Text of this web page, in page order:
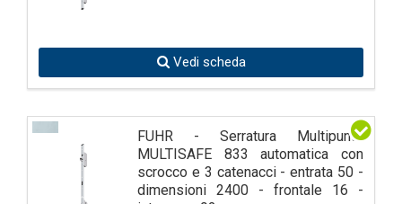
Vedi scheda
FUHR - Serratura Multipunto
MULTISAFE 833 automatica con
scrocco e 3 catenacci - entrata 50 -
dimensioni 2400 - frontale 16 -